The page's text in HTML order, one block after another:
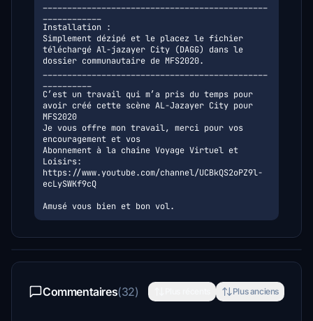
Installation :
Simplement dézipé et le placez le fichier
téléchargé Al-jazayer City (DAGG) dans le
dossier communautaire de MFS2020.
C’est un travail qui m’a pris du temps pour
avoir créé cette scène AL-Jazayer City pour
MFS2020
Je vous offre mon travail, merci pour vos
encouragement et vos
Abonnement à la chaine Voyage Virtuel et
Loisirs:
https://www.youtube.com/channel/UCBkQS2oPZ9l-
ecLySWKf9cQ
Commentaires(32) Plus anciens